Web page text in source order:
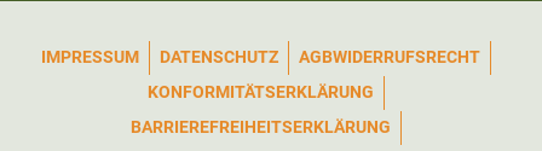
IMPRESSUM DATENSCHUTZ AGBWIDERRUFSRECHT
KONFORMITÄTSERKLÄRUNG
BARRIEREFREIHEITSERKLÄRUNG